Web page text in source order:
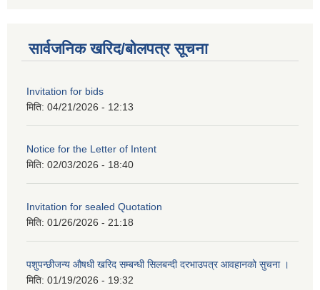
सार्वजनिक खरिद/बोलपत्र सूचना
Invitation for bids
मिति: 04/21/2026 - 12:13
Notice for the Letter of Intent
मिति: 02/03/2026 - 18:40
Invitation for sealed Quotation
मिति: 01/26/2026 - 21:18
पशुपन्छीजन्य औषधी खरिद सम्बन्धी सिलबन्दी दरभाउपत्र आवहानको सुचना ।
मिति: 01/19/2026 - 19:32